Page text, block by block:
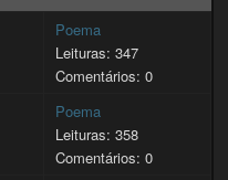
Poema
Leituras: 347
Comentários: 0
Poema
Leituras: 358
Comentários: 0